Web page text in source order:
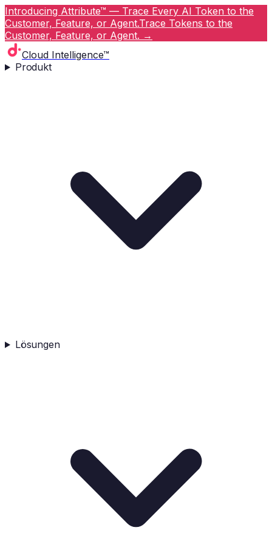
Introducing Attribute™ — Trace Every AI Token to the
Customer, Feature, or Agent.Trace Tokens to the
Customer, Feature, or Agent. →
Cloud Intelligence™
Produkt
Lösungen